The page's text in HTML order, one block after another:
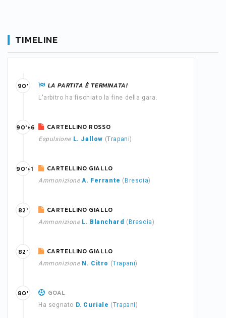
TIMELINE
LA PARTITA È TERMINATA!
L'arbitro ha fischiato la fine della gara.
90'
CARTELLINO ROSSO
Espulsione L. Jallow (Trapani)
90'+6
CARTELLINO GIALLO
Ammonizione A. Ferrante ( Brescia)
90'+1
CARTELLINO GIALLO
Ammonizione L. Blanchard ( Brescia)
82'
CARTELLINO GIALLO
Ammonizione N. Citro (Trapani)
82'
GOAL
Ha segnato D. Curiale (Trapani)
80'